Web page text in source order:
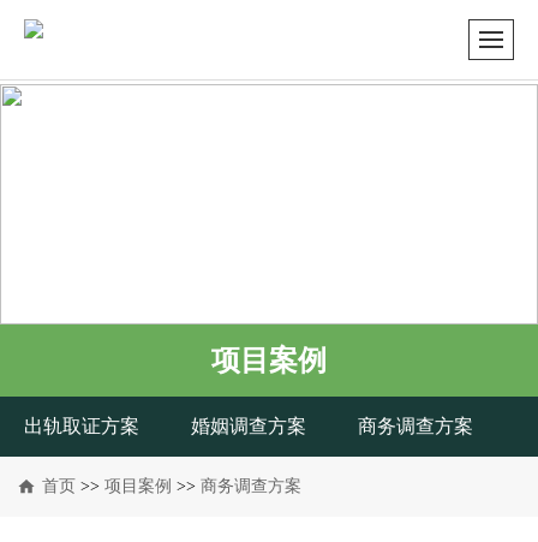
项目案例
出轨取证方案 婚姻调查方案 商务调查方案
首页 >> 项目案例 >> 商务调查方案